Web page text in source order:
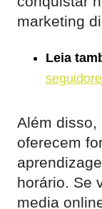
marketing
Leia
Além disso,
oferecem
horário. Se
media